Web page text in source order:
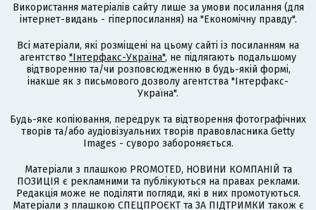
Використання матеріалів сайту лише за умови посилання (для
інтернет-видань - гіперпосилання) на "Економічну правду".
Всі матеріали, які розміщені на цьому сайті із посиланням на
агентство "Інтерфакс-Україна", не підлягають подальшому
відтворенню та/чи розповсюдженню в будь-якій формі,
інакше як з письмового дозволу агентства "Інтерфакс-
Україна".
Будь-яке копіювання, передрук та відтворення фотографічних
творів та/або аудіовізуальних творів правовласника Getty
Images - суворо забороняється.
Матеріали з плашкою PROMOTED, НОВИНИ КОМПАНІЙ та
ПОЗИЦІЯ є рекламними та публікуються на правах реклами.
Редакція може не поділяти погляди, які в них промотуються.
Матеріали з плашкою СПЕЦПРОЄКТ та ЗА ПІДТРИМКИ також є